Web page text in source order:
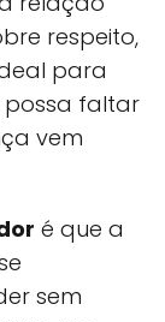
respeito,
para
possa faltar
vem
é que a
sem